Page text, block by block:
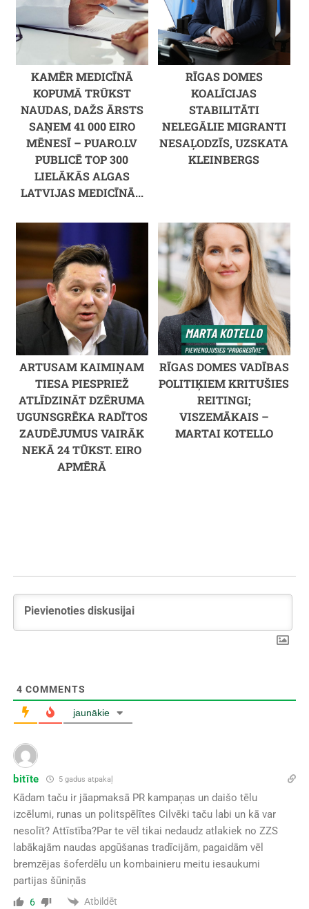
KAMĒR MEDICĪNĀ
KOPUMĀ TRŪKST
NAUDAS, DAŽS ĀRSTS
SAŅEM 41 000 EIRO
MĒNESĪ – PUARO.LV
PUBLICĒ TOP 300
LIELĀKĀS ALGAS
LATVIJAS MEDICĪNĀ...
RĪGAS DOMES
KOALĪCIJAS
STABILITĀTI
NELEGĀLIE MIGRANTI
NESAĻODZĪS, UZSKATA
KLEINBERGS
ARTUSAM KAIMIŅAM
TIESA PIESPRIEŽ
ATLĪDZINĀT DZĒRUMA
UGUNSGRĒKA RADĪTOS
ZAUDĒJUMUS VAIRĀK
NEKĀ 24 TŪKST. EIRO
APMĒRĀ
RĪGAS DOMES VADĪBAS
POLITIĶIEM KRITUŠIES
REITINGI;
VISZEMĀKAIS –
MARTAI KOTELLO
4 COMMENTS
jaunākie
bitīte 5 gadus atpakaļ
Kādam taču ir jāapmaksā PR kampaņas un daišo tēlu
izcēlumi, runas un politspēlītes Cilvēki taču labi un kā var
nesolīt? Attīstība?Par te vēl tikai nedaudz atlakiek no ZZS
labākajām naudas apgūšanas tradīcijām, pagaidām vēl
bremzējas šoferdēlu un kombainieru meitu iesaukumi
partijas šūniņās
6 Atbildēt